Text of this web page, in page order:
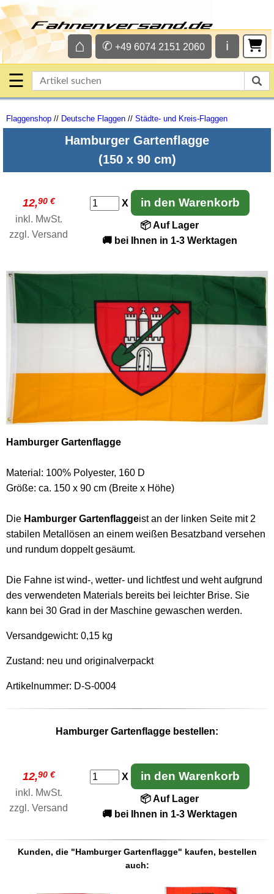
ℹ
✆ +49 6074 2151 2060
⌂
☰
Flaggenshop // Deutsche Flaggen // Städte- und Kreis-Flaggen
Hamburger Gartenflagge
(150 x 90 cm)
12,90 €
inkl. MwSt.
zzgl. Versand
X in den Warenkorb
📦 Auf Lager
🚚 bei Ihnen in 1-3 Werktagen
Hamburger Gartenflagge
Material: 100% Polyester, 160 D
Größe: ca. 150 x 90 cm (Breite x Höhe)
Die Hamburger Gartenflaggeist an der linken Seite mit 2
stabilen Metallösen an einem weißen Besatzband versehen
und rundum doppelt gesäumt.
Die Fahne ist wind-, wetter- und lichtfest und weht aufgrund
des verwendeten Materials bereits bei leichter Brise. Sie
kann bei 30 Grad in der Maschine gewaschen werden.
Versandgewicht: 0,15 kg
Zustand: neu und originalverpackt
Artikelnummer: D-S-0004
Hamburger Gartenflagge bestellen:
12,90 €
inkl. MwSt.
zzgl. Versand
X in den Warenkorb
📦 Auf Lager
🚚 bei Ihnen in 1-3 Werktagen
Kunden, die "Hamburger Gartenflagge" kaufen, bestellen
auch: